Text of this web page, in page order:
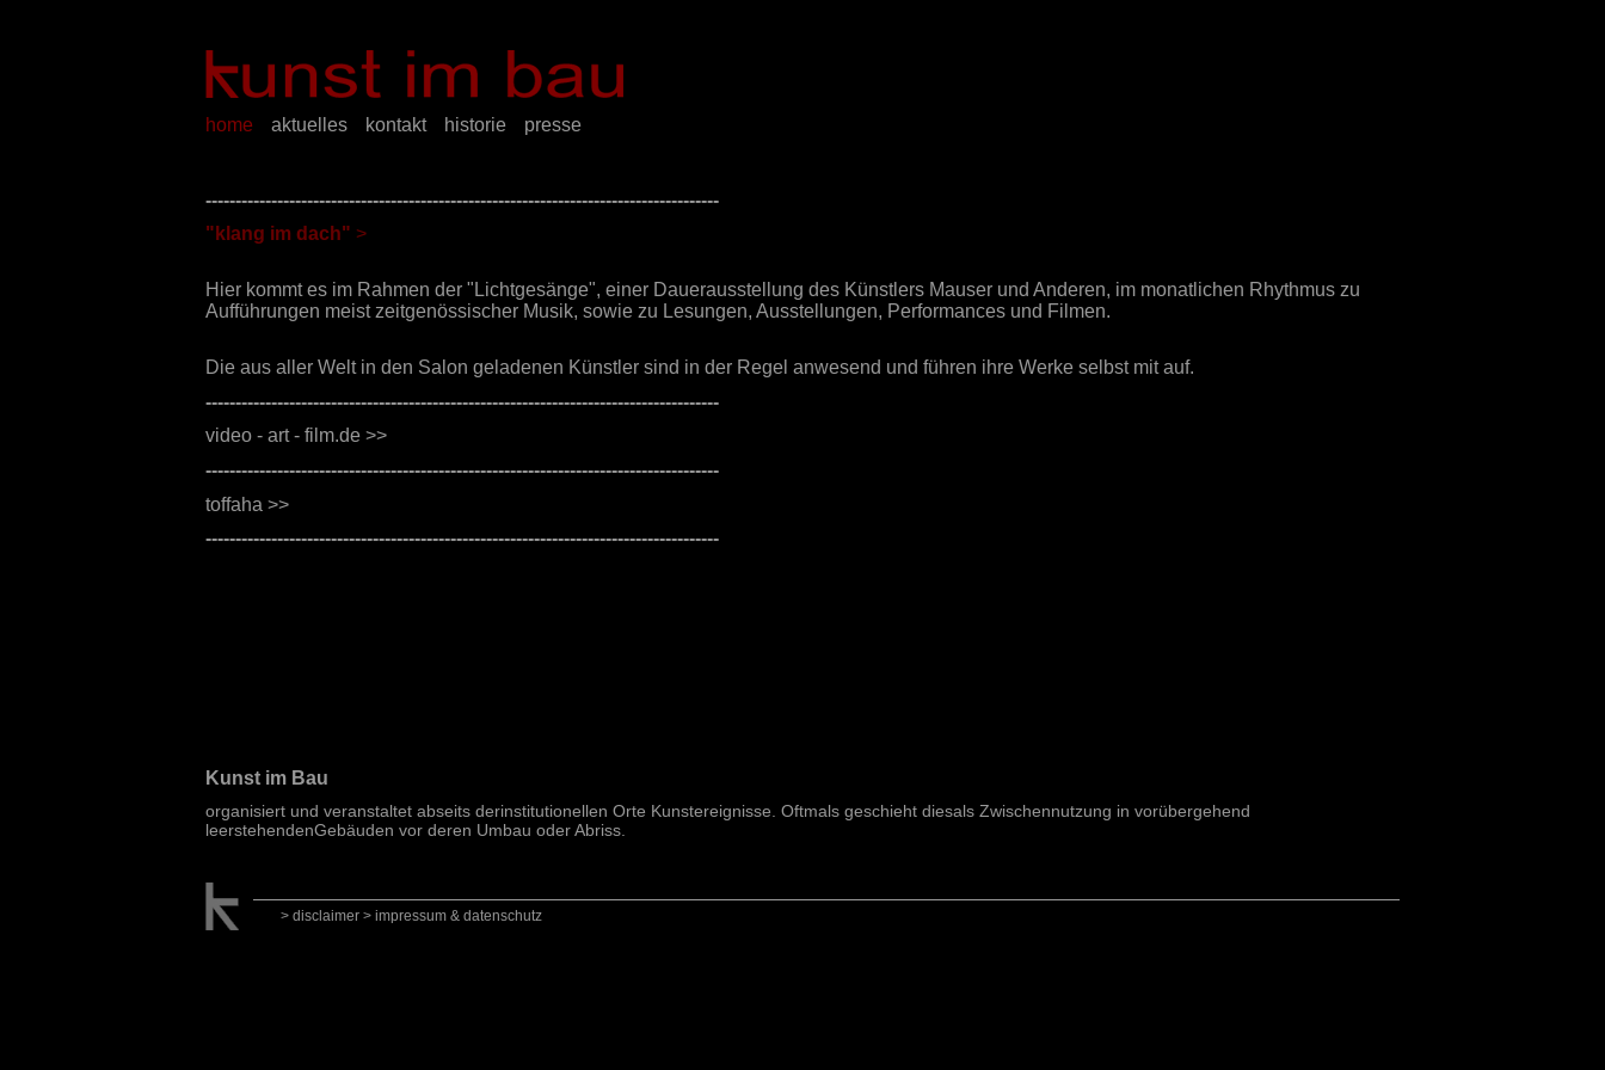
home aktuelles kontakt historie presse
--------------------------------------------------------------------------------------
"klang im dach" >
Hier kommt es im Rahmen der "Lichtgesänge", einer Dauerausstellung des Künstlers Mauser und Anderen, im monatlichen Rhythmus zu
Aufführungen meist zeitgenössischer Musik, sowie zu Lesungen, Ausstellungen, Performances und Filmen.
Die aus aller Welt in den Salon geladenen Künstler sind in der Regel anwesend und führen ihre Werke selbst mit auf.
--------------------------------------------------------------------------------------
video - art - film.de >>
--------------------------------------------------------------------------------------
toffaha >>
--------------------------------------------------------------------------------------
Kunst im Bau
organisiert und veranstaltet abseits derinstitutionellen Orte Kunstereignisse. Oftmals geschieht diesals Zwischennutzung in vorübergehend
leerstehendenGebäuden vor deren Umbau oder Abriss.
> disclaimer > impressum & datenschutz